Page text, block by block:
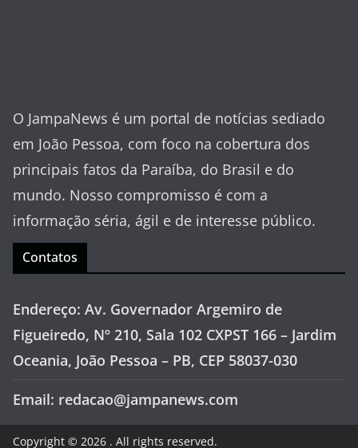
O JampaNews é um portal de notícias sediado
em João Pessoa, com foco na cobertura dos
principais fatos da Paraíba, do Brasil e do
mundo. Nosso compromisso é com a
informação séria, ágil e de interesse público.
Contatos
Endereço: Av. Governador Argemiro de
Figueiredo, Nº 210, Sala 102 CXPST 166 – Jardim
Oceania, João Pessoa – PB, CEP 58037-030
Email: redacao@jampanews.com
Copyright © 2026 . All rights reserved.